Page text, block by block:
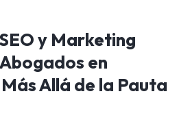
y Marketing
en
Allá de la Pauta